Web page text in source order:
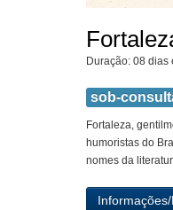
Duração: 08 dias
sob-
Fortaleza,
humoristas do
nomes da